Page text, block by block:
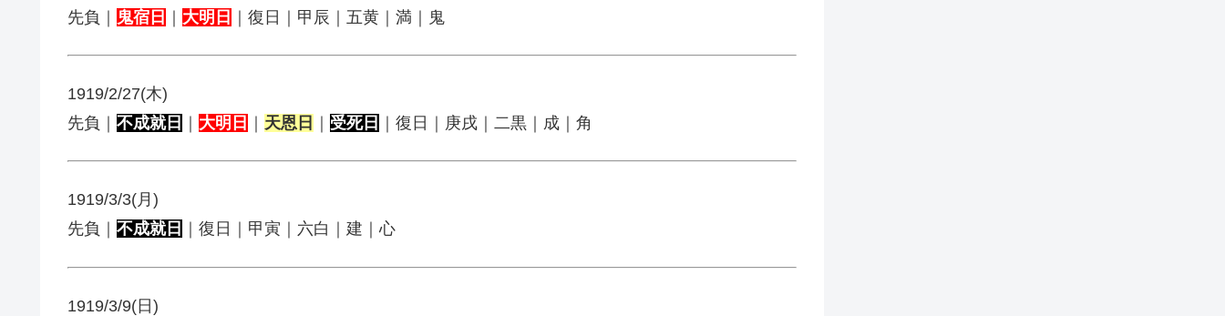
先負｜ 鬼宿日 ｜ 大明日 ｜復日｜甲辰｜五黄｜満｜鬼
1919/2/27(木)
先負｜ 不成就日 大明日 天恩日 受死日 ｜復日｜庚戌｜二黒｜成｜角
1919/3/3(月)
先負｜ 不成就日 ｜復日｜甲寅｜六白｜建｜心
1919/3/9(日)